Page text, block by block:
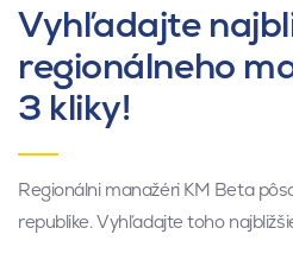
Vyhľadajte
regionálneho
3 kliky!
Regionálni manažéri KM Beta
republike. Vyhľadajte toho